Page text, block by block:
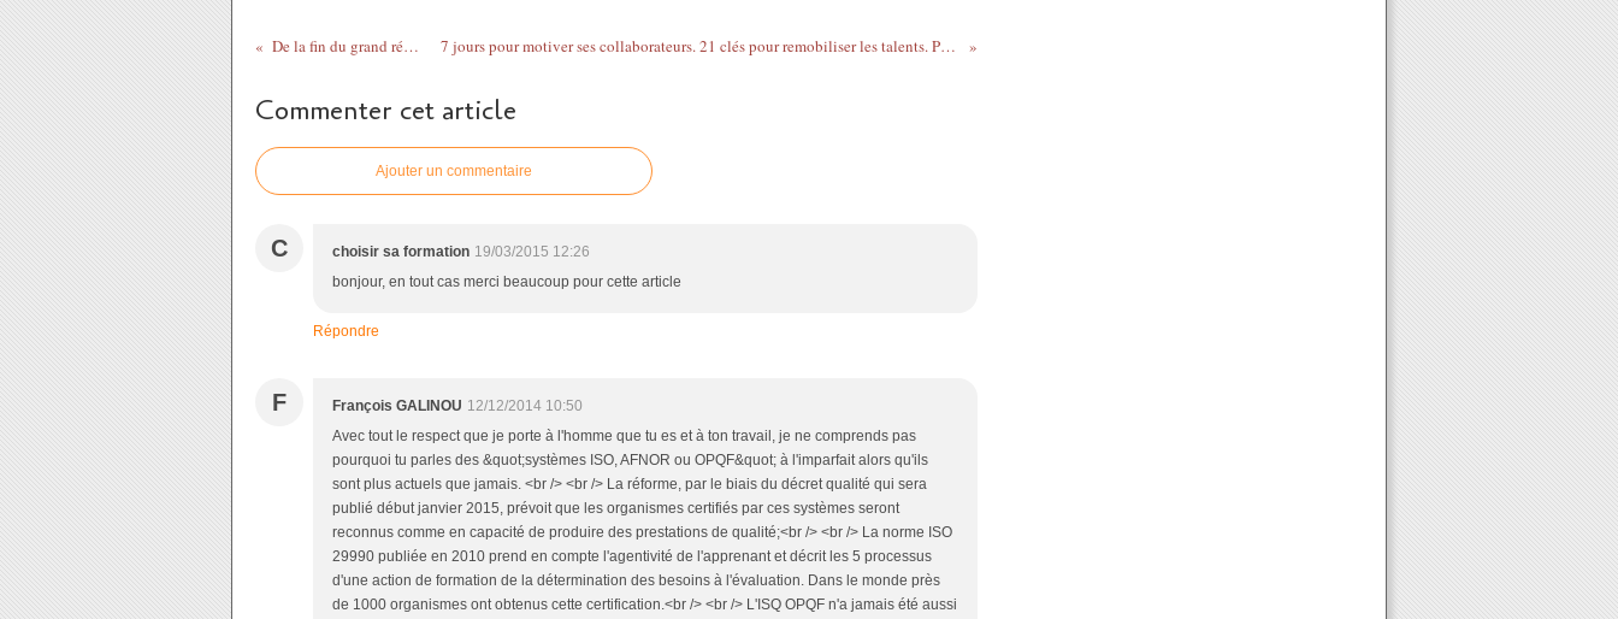
De la fin du grand récit aux petites histoires 7 jours pour motiver ses collaborateurs. 21 clés pour remobiliser les talents. Philippe Auriol et Marie-Odile Vervisch. Eyrolles. 2013. 152 pages.
Commenter cet article
Ajouter un commentaire
C choisir sa formation 19/03/2015 12:26
bonjour, en tout cas merci beaucoup pour cette article
Répondre
F François GALINOU 12/12/2014 10:50
Avec tout le respect que je porte à l'homme que tu es et à ton travail, je ne comprends pas
pourquoi tu parles des &quot;systèmes ISO, AFNOR ou OPQF&quot; à l'imparfait alors qu'ils
sont plus actuels que jamais. <br /> <br /> La réforme, par le biais du décret qualité qui sera
publié début janvier 2015, prévoit que les organismes certifiés par ces systèmes seront
reconnus comme en capacité de produire des prestations de qualité;<br /> <br /> La norme ISO
29990 publiée en 2010 prend en compte l'agentivité de l'apprenant et décrit les 5 processus
d'une action de formation de la détermination des besoins à l'évaluation. Dans le monde près
de 1000 organismes ont obtenus cette certification.<br /> <br /> L'ISQ OPQF n'a jamais été aussi